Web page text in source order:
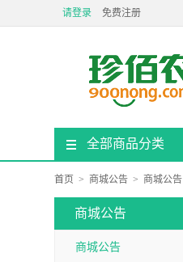
请登录 免费注册
全部商品分类
首页 > 商城公告 > 商城公告
商城公告
商城公告